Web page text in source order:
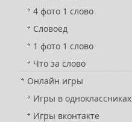
4 фото 1 слово
Словоед
1 фото 1 слово
Что за слово
Онлайн игры
Игры в одноклассниках
Игры вконтакте